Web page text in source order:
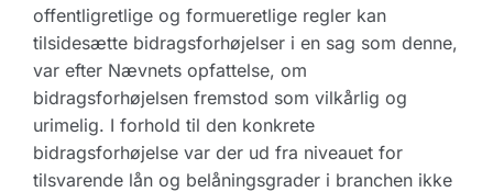
offentligretlige og formueretlige regler kan
tilsidesætte bidragsforhøjelser i en sag som denne,
var efter Nævnets opfattelse, om
bidragsforhøjelsen fremstod som vilkårlig og
urimelig. I forhold til den konkrete
bidragsforhøjelse var der ud fra niveauet for
tilsvarende lån og belåningsgrader i branchen ikke